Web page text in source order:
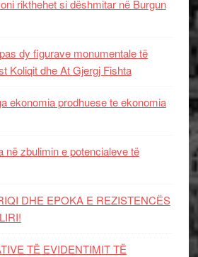
rikthehet si dëshmitar në Burgun
dy figurave monumentale të
Koliqit dhe At Gjergj Fishta
ekonomia prodhuese te ekonomia
në zbulimin e potencialeve të
DHE EPOKA E REZISTENCЁS
TË EVIDENTIMIT TË